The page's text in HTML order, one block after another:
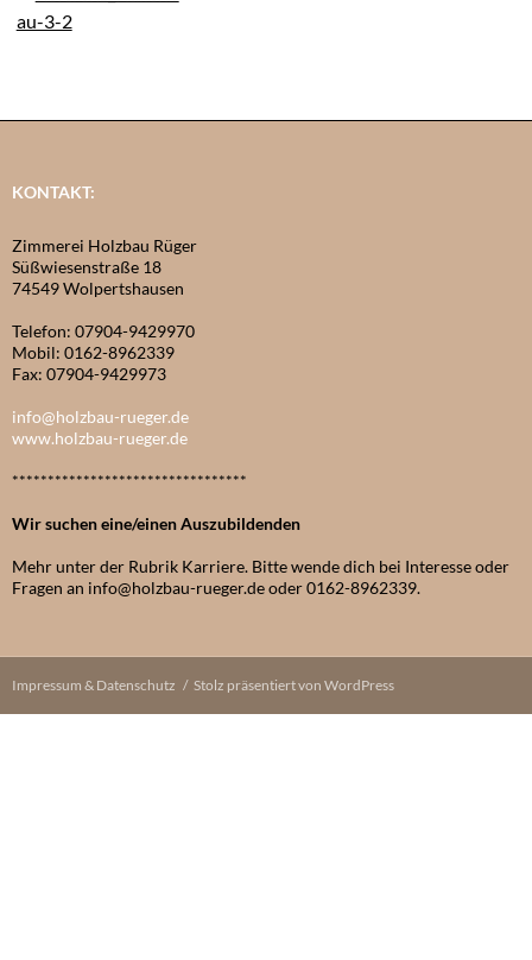
KONTAKT:
Zimmerei Holzbau Rüger
Süßwiesenstraße 18
74549 Wolpertshausen
Telefon: 07904-9429970
Mobil: 0162-8962339
Fax: 07904-9429973
info@holzbau-rueger.de
www.holzbau-rueger.de
*********************************
Wir suchen eine/einen Auszubildenden
Mehr unter der Rubrik Karriere. Bitte wende dich bei Interesse oder
Fragen an info@holzbau-rueger.de oder 0162-8962339.
Impressum & Datenschutz Stolz präsentiert von WordPress